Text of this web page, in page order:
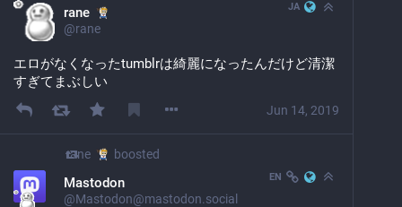
rane
@rane
JA
エロがなくなったtumblrは綺麗になったんだけど清潔
すぎてまぶしい
Jun 14, 2019
rane boosted
Mastodon
@Mastodon@mastodon.social
EN